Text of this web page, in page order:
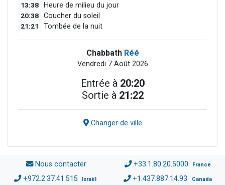
13:38 Heure de milieu du jour
20:38 Coucher du soleil
21:21 Tombée de la nuit
Chabbath Réé
Vendredi 7 Août 2026
Entrée à 20:20
Sortie à 21:22
Changer de ville
Nous contacter +33.1.80.20.5000 France
+972.2.37.41.515 Israël +1.437.887.14.93 Canada